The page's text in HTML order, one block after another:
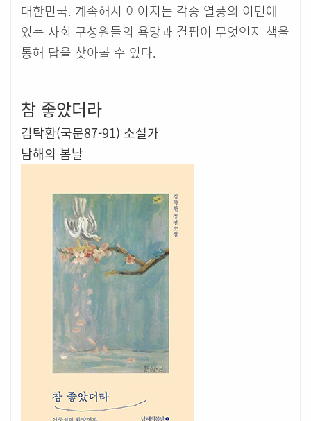
대한민국. 계속해서 이어지는 각종 열풍의 이면에
있는 사회 구성원들의 욕망과 결핍이 무엇인지 책을
통해 답을 찾아볼 수 있다.
참 좋았더라
김탁환(국문87-91) 소설가
남해의 봄날